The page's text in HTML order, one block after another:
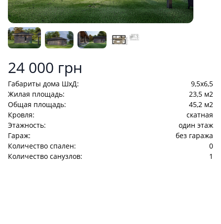
Product information
24 000 грн
Габариты дома ШхД:
9,5x6,5
Жилая площадь:
23,5 м2
Общая площадь:
45,2 м2
Кровля:
скатная
Этажность:
один этаж
Гараж:
без гаража
Количество спален:
0
Количество санузлов:
1